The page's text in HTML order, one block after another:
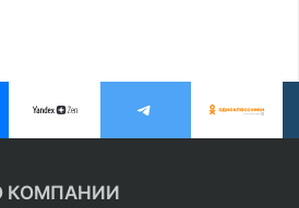
КОМПАНИИ